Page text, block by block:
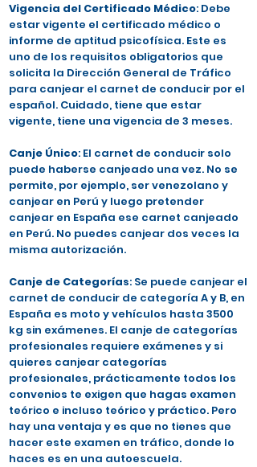
Vigencia del Certificado Médico: Debe
estar vigente el certificado médico o
informe de aptitud psicofísica. Este es
uno de los requisitos obligatorios que
solicita la Dirección General de Tráfico
para canjear el carnet de conducir por el
español. Cuidado, tiene que estar
vigente, tiene una vigencia de 3 meses.
Canje Único: El carnet de conducir solo
puede haberse canjeado una vez. No se
permite, por ejemplo, ser venezolano y
canjear en Perú y luego pretender
canjear en España ese carnet canjeado
en Perú. No puedes canjear dos veces la
misma autorización.
Canje de Categorías: Se puede canjear el
carnet de conducir de categoría A y B, en
España es moto y vehículos hasta 3500
kg sin exámenes. El canje de categorías
profesionales requiere exámenes y si
quieres canjear categorías
profesionales, prácticamente todos los
convenios te exigen que hagas examen
teórico e incluso teórico y práctico. Pero
hay una ventaja y es que no tienes que
hacer este examen en tráfico, donde lo
haces es en una autoescuela.